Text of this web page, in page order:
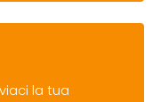
la tua